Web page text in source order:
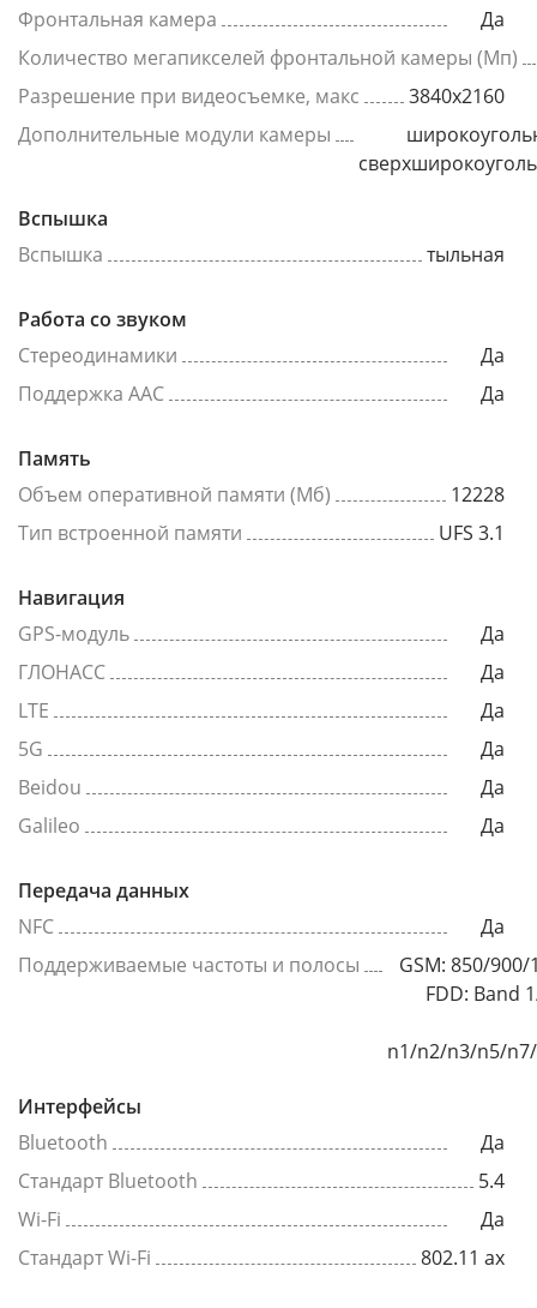
Фронтальная камера
Да
Количество мегапикселей фронтальной камеры (Мп)
Разрешение при видеосъемке, макс
3840x2160
Дополнительные модули камеры
Вспышка
Вспышка
тыльная
Работа со звуком
Стереодинамики
Да
Поддержка AAC
Да
Память
Объем оперативной памяти (Мб)
12228
Тип встроенной памяти
UFS 3.1
Навигация
GPS-модуль
Да
ГЛОНАСС
Да
LTE
Да
5G
Да
Beidou
Да
Galileo
Да
Передача данных
NFC
Да
Поддерживаемые частоты и полосы
GSM: 850/
FDD: Band
n1/n2/n3/n5/
Интерфейсы
Bluetooth
Да
Стандарт Bluetooth
5.4
Wi-Fi
Да
Стандарт Wi-Fi
802.11 ax